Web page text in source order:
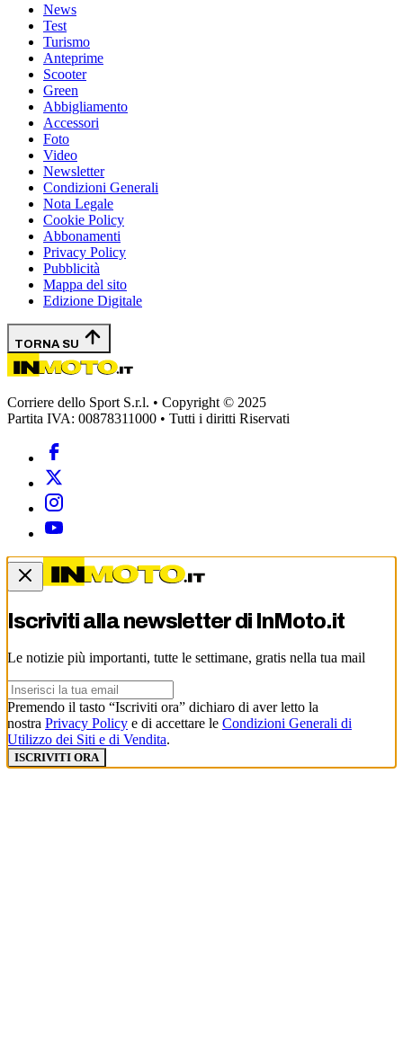
News
Test
Turismo
Anteprime
Scooter
Green
Abbigliamento
Accessori
Foto
Video
Newsletter
Condizioni Generali
Nota Legale
Cookie Policy
Abbonamenti
Privacy Policy
Pubblicità
Mappa del sito
Edizione Digitale
TORNA SU
Corriere dello Sport S.r.l. • Copyright © 2025
Partita IVA: 00878311000 • Tutti i diritti Riservati
Iscriviti alla newsletter di InMoto.it
Le notizie più importanti, tutte le settimane, gratis nella tua mail
Premendo il tasto “Iscriviti ora” dichiaro di aver letto la
nostra Privacy Policy e di accettare le Condizioni Generali di
Utilizzo dei Siti e di Vendita.
ISCRIVITI ORA